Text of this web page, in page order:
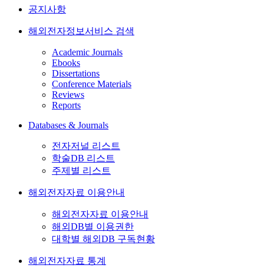
공지사항
해외전자정보서비스 검색
Academic Journals
Ebooks
Dissertations
Conference Materials
Reviews
Reports
Databases & Journals
전자저널 리스트
학술DB 리스트
주제별 리스트
해외전자자료 이용안내
해외전자자료 이용안내
해외DB별 이용권한
대학별 해외DB 구독현황
해외전자자료 통계